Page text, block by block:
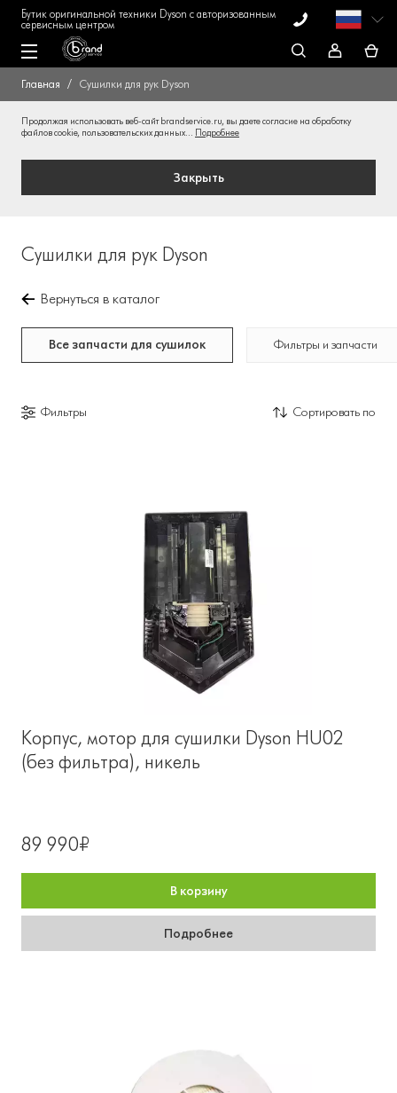
Бутик оригинальной техники Dyson с авторизованным
сервисным центром
Главная Сушилки для рук Dyson
Продолжая использовать веб-сайт brandservice.ru, вы даете согласие на обработку
файлов cookie, пользовательских данных... Подробнее
Закрыть
Сушилки для рук Dyson
Вернуться в каталог
Все запчасти для сушилок Фильтры и запчасти
Фильтры Сортировать по
Корпус, мотор для сушилки Dyson HU02
(без фильтра), никель
89 990₽
В корзину
Подробнее